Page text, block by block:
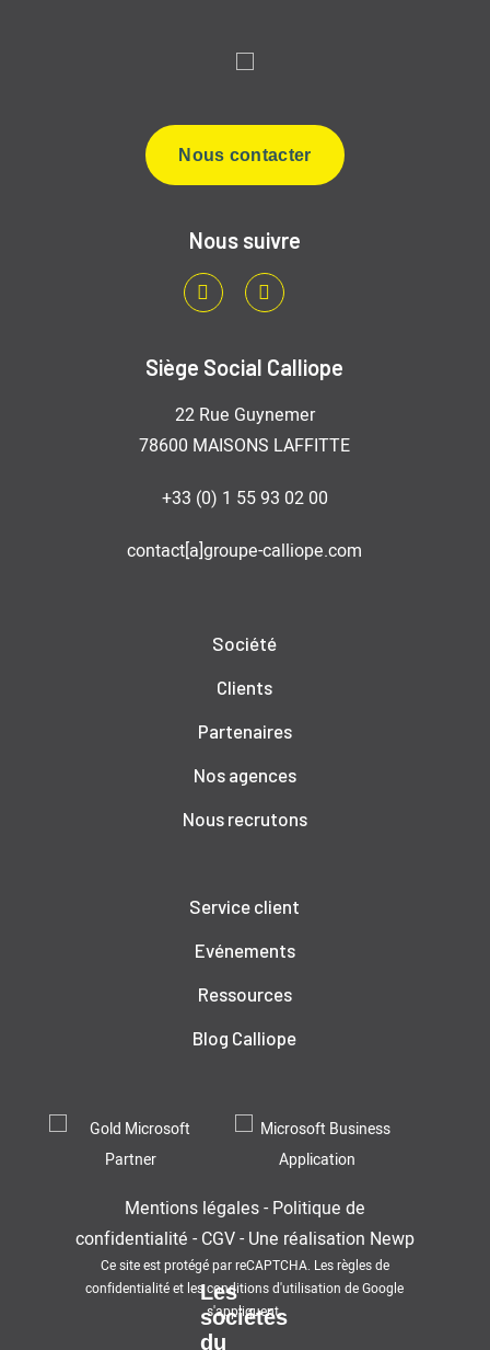
Nous contacter
Nous suivre
LinkedInYoutube
Siège Social Calliope
22 Rue Guynemer
78600 MAISONS LAFFITTE
+33 (0) 1 55 93 02 00
contact[a]groupe-calliope.com
Société
Clients
Partenaires
Nos agences
Nous recrutons
Service client
Evénements
Ressources
Blog Calliope
Mentions légales- Politique de
confidentialité - CGV-Une réalisation Newp
Ce site est protégé par reCAPTCHA. Lesrègles de
confidentialitéet lesconditions d'utilisation de Google
s'appliquent.
Les
sociétés
du